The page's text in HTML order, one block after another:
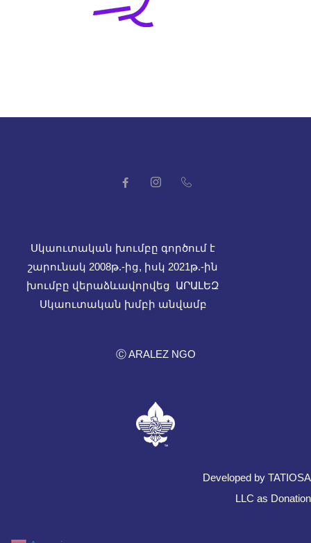
Սկաուտական խումբը գործում է
շարունակ 2008թ.-ից, իսկ 2021թ.-ին
խումբը վերաձևավորվեց ԱՐԱԼԵԶ
Սկաուտական խմբի անվամբ
Ⓒ ARALEZ NGO
Developed by TATIOSA
LLC as Donation